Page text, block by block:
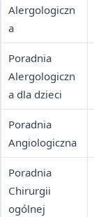
Alergologiczn
a
Poradnia
Alergologiczn
a dla dzieci
Poradnia
Angiologiczna
Poradnia
Chirurgii
ogólnej